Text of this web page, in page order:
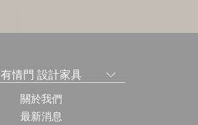
有情門 設計家具
關於我們
最新消息